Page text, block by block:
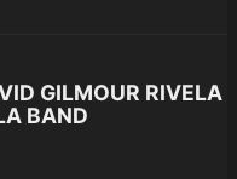
GILMOUR RIVELA
BAND